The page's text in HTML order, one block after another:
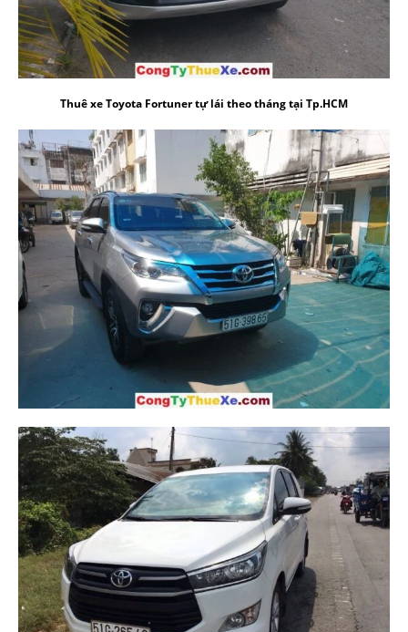
Thuê xe Toyota Fortunertự lái theo tháng tại Tp.HCM